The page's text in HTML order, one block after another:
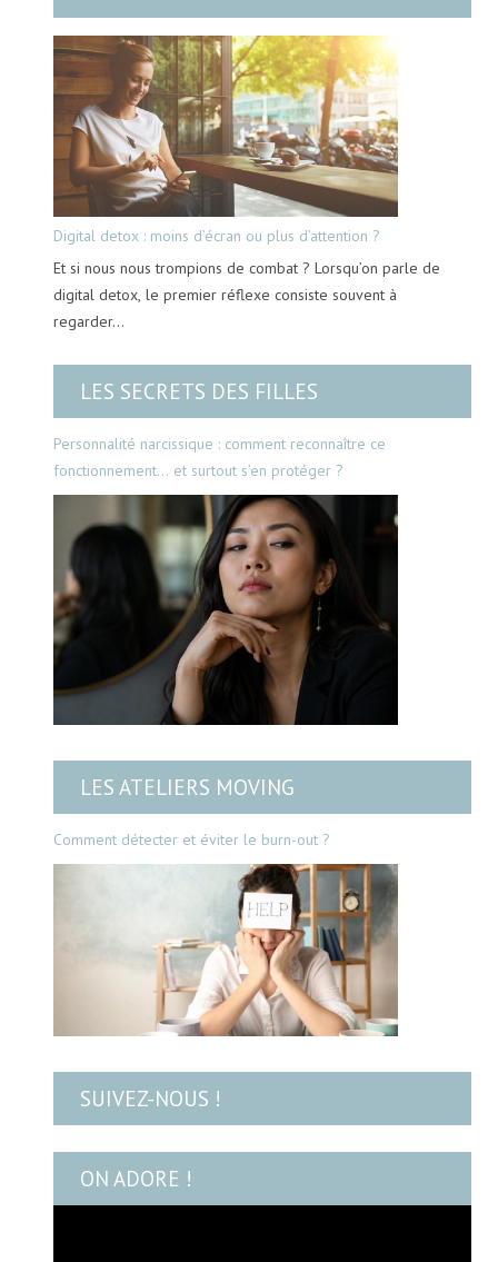
Digital detox : moins d’écran ou plus d’attention ?
Et si nous nous trompions de combat ? Lorsqu’on parle de
digital detox, le premier réflexe consiste souvent à
regarder…
LES SECRETS DES FILLES
Personnalité narcissique : comment reconnaître ce
fonctionnement… et surtout s’en protéger ?
LES ATELIERS MOVING
Comment détecter et éviter le burn-out ?
SUIVEZ-NOUS !
ON ADORE !